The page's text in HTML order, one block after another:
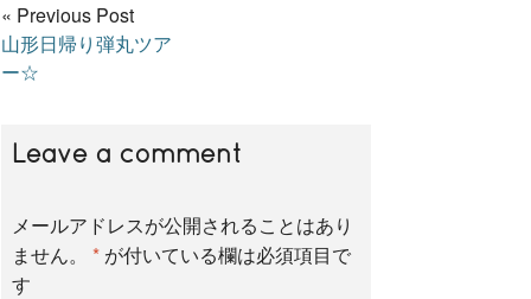
« Previous Post
山形日帰り弾丸ツア
ー☆
Leave a comment
メールアドレスが公開されることはあり
ません。
* が付いている欄は必須項目で
す